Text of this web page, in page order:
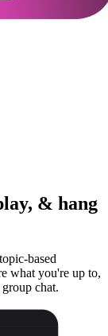
& hang
based
what you're up to,
chat.